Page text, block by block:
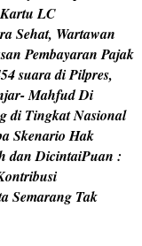
Kartu LC
raSehat, Wartawan
san Pembayaran Pajak
54suaradiPilpres,
jar-MahfudDi
gdi TingkatNasional
aSkenario Hak
dan DicintaiPuan :
ontribusi
aSemarang Tak